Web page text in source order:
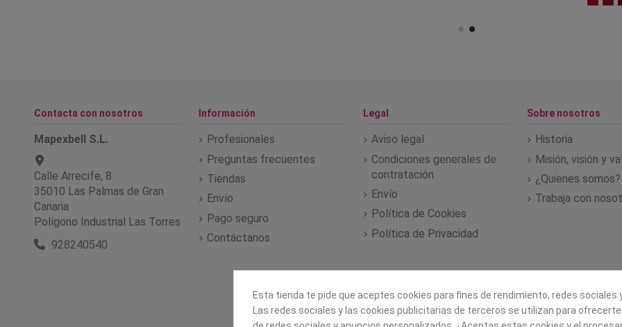
Contacta con nosotros
Mapexbell S.L.
Calle Arrecife, 8
35010 Las Palmas de Gran
Canaria
Polígono Industrial Las Torres
928240540
Información
Profesionales
Preguntas frecuentes
Tiendas
Envío
Pago seguro
Contáctanos
Legal
Aviso legal
Condiciones generales de
contratación
Envío
Política de Cookies
Política de Privacidad
Sobre nosotros
Historia
Misión, visión y
¿Quienes somos?
Trabaja con
Esta tienda te pide que aceptes cookies para fines de rendimiento, redes sociales
Las redes sociales y las cookies publicitarias de terceros se utilizan para